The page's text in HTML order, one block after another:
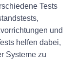
Tests
und
helfen dabei,
Systeme zu